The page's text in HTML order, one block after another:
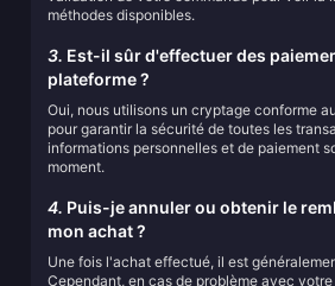
méthodes disponibles.
3. Est-il sûr d'effectuer des
plateforme ?
Oui, nous utilisons un cryptage conforme
pour garantir la sécurité de toutes les
informations personnelles et de paiement
moment.
4. Puis-je annuler ou obtenir le
mon achat ?
Une fois l'achat effectué, il est
Cependant, en cas de problème avec